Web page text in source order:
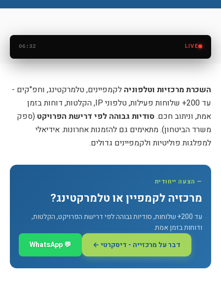
LIVE
06:32 ‹
› אולם ענק - מחשבים וטלפוני IP
השכרת מרכזיות וטלפוניה לקמפיינים, טלמרקטינג, וחפ"קים -
עד 200+ שלוחות פעילות, טלפוני IP, הקלטות, דוחות בזמן
אמת, וניתוב חכם.סודיות גבוהה לפי דרישת הפרויקט (ספק
משרד הביטחון). מתאימים גם להזמנות אחרונות. אידיאלי
למפלגות פוליטיות ולקמפיינים גדולים.
— הצעה ייחודית
מרכזיה לקמפיין או טלמרקטינג?
עד 200+ שלוחות, סודיות גבוהה לפי דרישת הפרויקט, הקלטות,
ודוחות בזמן אמת.
דבר על מרכזייה - דיסקרטי ←
💬 WhatsApp